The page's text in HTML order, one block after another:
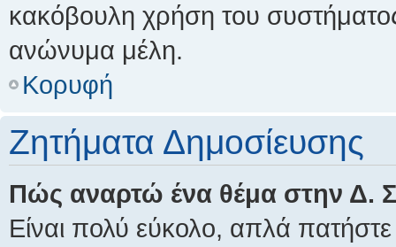
κακόβουλη χρήση του
ανώνυμα μέλη.
Κορυφή
Ζητήματα Δημοσίευσης
Πώς αναρτώ ένα θέμα στην Δ.
Είναι πολύ εύκολο, απλά